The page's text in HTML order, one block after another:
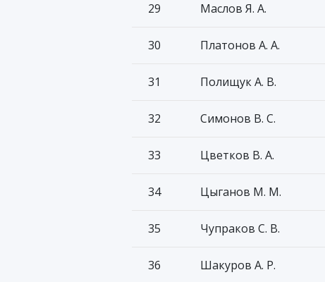
29 Маслов Я. А.
30 Платонов А. А.
31 Полищук А. В.
32 Симонов В. С.
33 Цветков В. А.
34 Цыганов М. М.
35 Чупраков С. В.
36 Шакуров А. Р.